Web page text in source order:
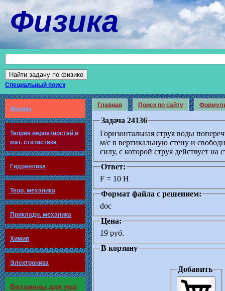
Физика
Специальный поиск
Физика
Теория вероятностей и
мат. статистика
Гидравлика
Теор. механика
Прикладн. механика
Химия
Электроника
Витамины для ума
Главная Поиск по сайту
Задача 24136
Горизонтальная струя воды
м/с в вертикальную стену и
силу, с которой струя действует на
Ответ:
F = 10 Н
Формат файла с решением:
doc
Цена:
19 руб.
В корзину
Добавить